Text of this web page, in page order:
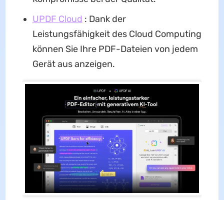
UPDF Cloud : Dank der
Leistungsfähigkeit des Cloud Computing
können Sie Ihre PDF-Dateien von jedem
Gerät aus anzeigen.